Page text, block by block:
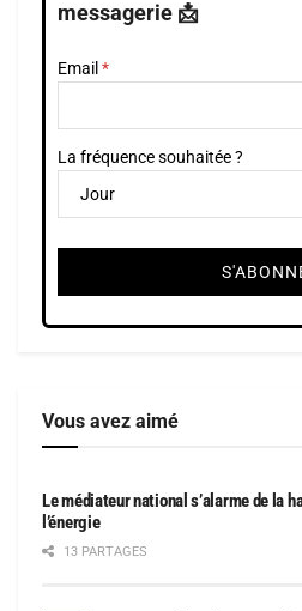
messagerie 📩
Email
La fréquence souhaitée ?
Vous avez aimé
Le médiateur national s’alarme de la
l’énergie
13 PARTAGES